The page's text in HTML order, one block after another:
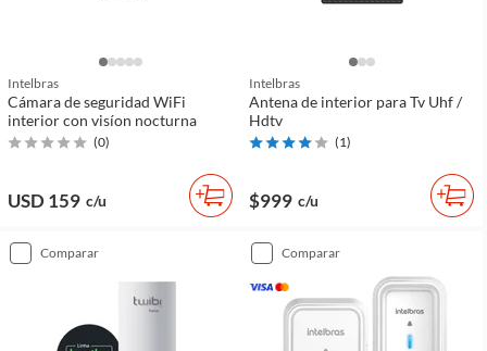
Intelbras
Cámara de seguridad WiFi
interior con visíon nocturna
(0)
USD 159 c/u
Intelbras
Antena de interior para Tv Uhf /
Hdtv
(1)
$999 c/u
comparar comparar